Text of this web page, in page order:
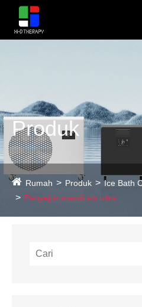
Produk
Rumah Produk
Ice Bath
Penyejuk mandi ais ultra